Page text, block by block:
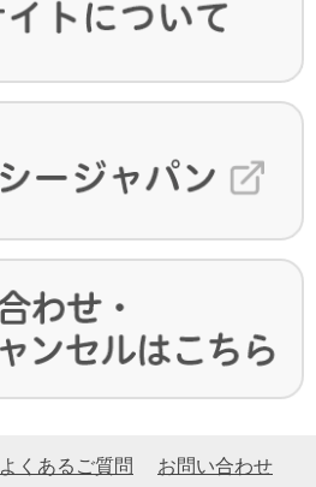
よくあるご質問 お問い合わせ